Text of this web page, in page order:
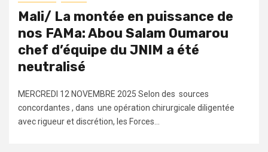
Mali/ La montée en puissance de
nos FAMa: Abou Salam Oumarou
chef d’équipe du JNIM a été
neutralisé
MERCREDI 12 NOVEMBRE 2025 Selon des sources
concordantes , dans une opération chirurgicale diligentée
avec rigueur et discrétion, les Forces...